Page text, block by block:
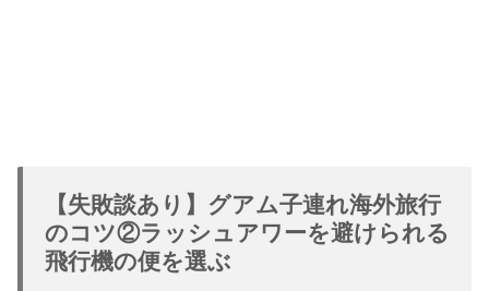
【失敗談あり】グアム子連れ海外旅行
のコツ②ラッシュアワーを避けられる
飛行機の便を選ぶ